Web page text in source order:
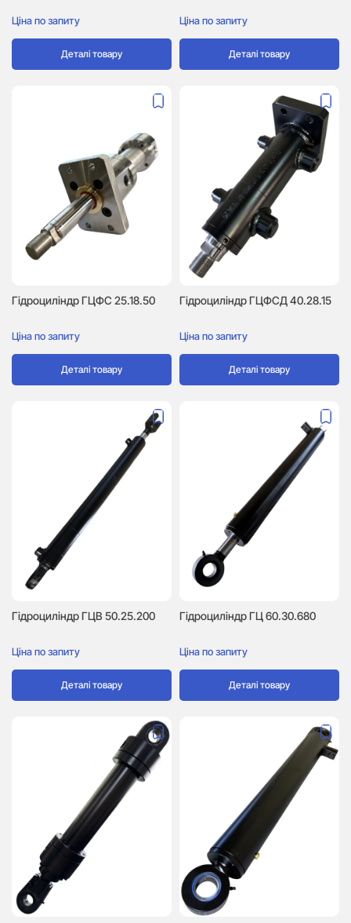
Ціна по запиту
Деталі товару
Ціна по запиту
Деталі товару
Гідроциліндр ГЦФС 25.18.50
Ціна по запиту
Деталі товару
Гідроциліндр ГЦФСД 40.28.15
Ціна по запиту
Деталі товару
Гідроциліндр ГЦВ 50.25.200
Ціна по запиту
Деталі товару
Гідроциліндр ГЦ 60.30.680
Ціна по запиту
Деталі товару